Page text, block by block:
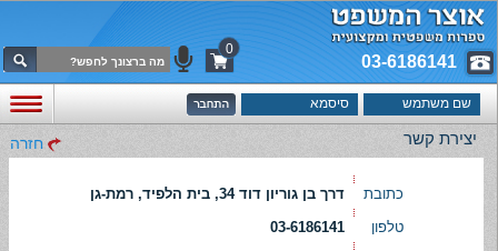
03-6186141
0
יצירת קשר חזרה
כתובת
דרך בן גוריון דוד 34, בית הלפיד, רמת-גן
טלפון
03-6186141